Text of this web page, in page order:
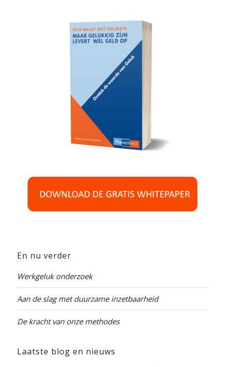
En nu verder
Werkgeluk onderzoek
Aan de slag met duurzame inzetbaarheid
De kracht van onze methodes
Laatste blog en nieuws